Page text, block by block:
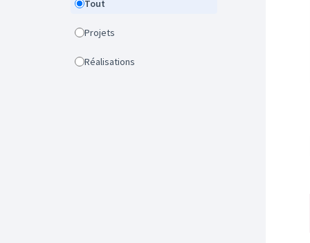
Tout
Projets
Réalisations